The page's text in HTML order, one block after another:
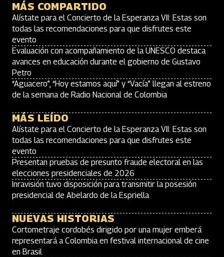
MÁS COMPARTIDO
Alístate para el Concierto de la Esperanza VII: Estas son
todas las recomendaciones para que disfrutes este
evento
Evaluación con acompañamiento de la UNESCO destaca
avances en educación durante el gobierno de Gustavo
Petro
“Aguacero”, “Hoy estamos aquí” y “Vacía” llegan al estreno
de la semana de Radio Nacional de Colombia
MÁS LEÍDO
Alístate para el Concierto de la Esperanza VII: Estas son
todas las recomendaciones para que disfrutes este
evento
Presentan pruebas de presunto fraude electoral en las
elecciones presidenciales de 2026
Inravisión tuvo disposición para transmitir la posesión
presidencial de Abelardo de la Espriella
NUEVAS HISTORIAS
Cortometraje cordobés dirigido por una mujer emberá
representará a Colombia en festival internacional de cine
en Brasil